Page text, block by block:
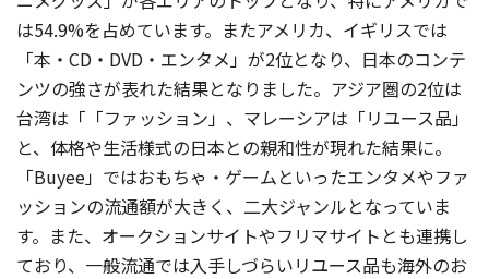
は54.9%を占めています。またアメリカ、イギリスでは
「本・CD・DVD・エンタメ」が2位となり、日本のコンテ
ンツの強さが表れた結果となりました。アジア圏の2位は
台湾は「「ファッション」、マレーシアは「リユース品」
と、体格や生活様式の日本との親和性が現れた結果に。
「Buyee」ではおもちゃ・ゲームといったエンタメやファ
ッションの流通額が大きく、二大ジャンルとなっていま
す。また、オークションサイトやフリマサイトとも連携し
ており、一般流通では入手しづらいリユース品も海外のお